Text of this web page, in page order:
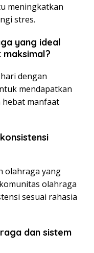
meningkatkan
stres.
yang ideal
dengan
mendapatkan
hebat manfaat
olahraga yang
olahraga
sesuai rahasia
dan sistem